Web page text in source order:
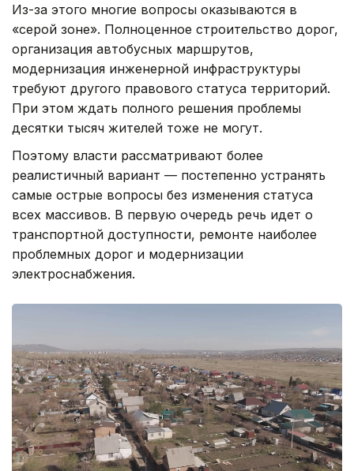
Из-за этого многие вопросы оказываются в
«серой зоне». Полноценное строительство дорог,
организация автобусных маршрутов,
модернизация инженерной инфраструктуры
требуют другого правового статуса территорий.
При этом ждать полного решения проблемы
десятки тысяч жителей тоже не могут.
Поэтому власти рассматривают более
реалистичный вариант — постепенно устранять
самые острые вопросы без изменения статуса
всех массивов. В первую очередь речь идет о
транспортной доступности, ремонте наиболее
проблемных дорог и модернизации
электроснабжения.